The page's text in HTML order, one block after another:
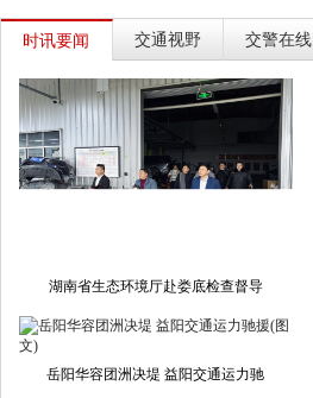
时讯要闻 交通视野 交警在线
湖南省生态环境厅赴娄底检查督导
岳阳华容团洲决堤 益阳交通运力驰